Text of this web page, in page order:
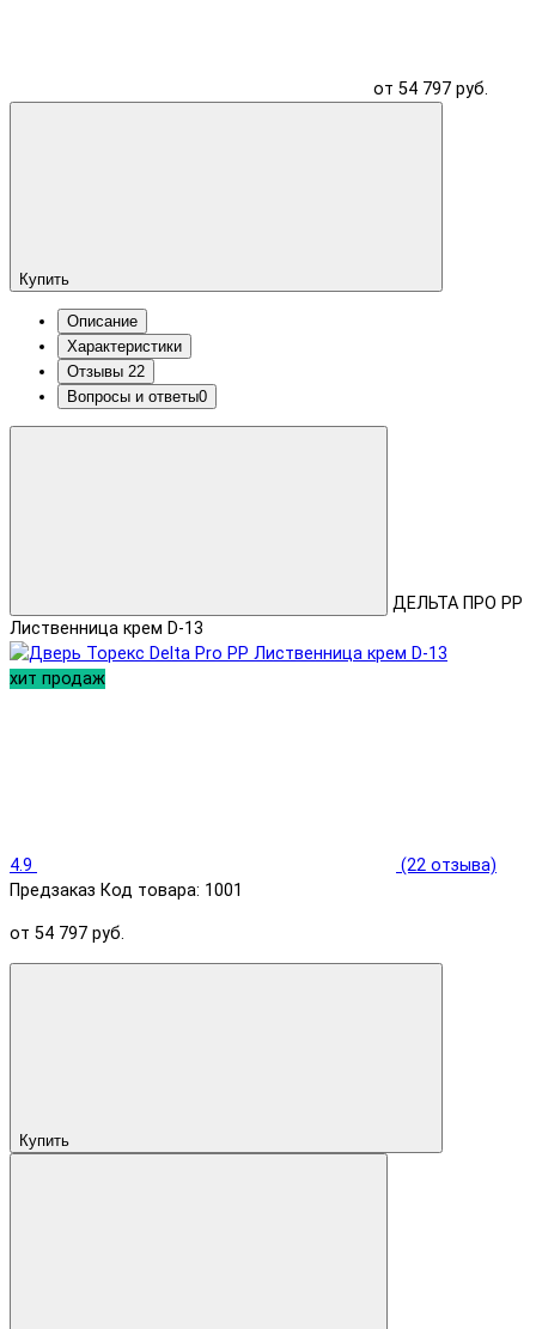
от 54 797 руб.
Купить
Описание
Характеристики
Отзывы 22
Вопросы и ответы0
ДЕЛЬТА ПРО PP
Лиственница крем D-13
хит продаж
4.9
(22 отзыва)
Предзаказ Код товара: 1001
от 54 797 руб.
Купить